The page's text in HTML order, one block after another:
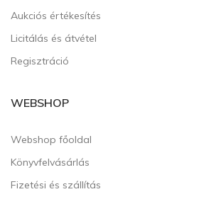
Aukciós értékesítés
Licitálás és átvétel
Regisztráció
WEBSHOP
Webshop főoldal
Könyvfelvásárlás
Fizetési és szállítás